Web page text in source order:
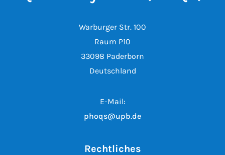
Warburger Str. 100
Raum P10
33098 Paderborn
Deutschland
E-Mail:
phoqs@upb.de
Rechtliches